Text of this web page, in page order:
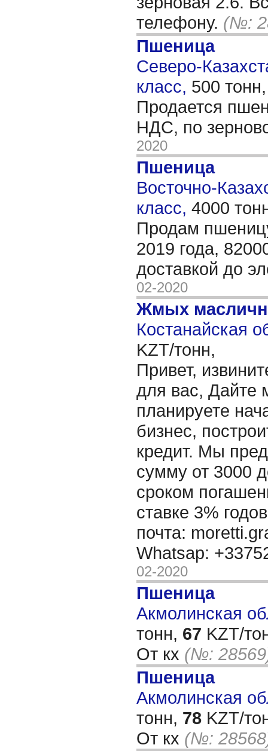
телефону. (№:
Пшеница
Северо-
класс, 500
Продается
НДС, по
2020
Пшеница
Восточно-
класс, 4000
Продам
2019 года,
доставкой до
02-2020
Жмых
Костанайская
KZT/тонн,
Привет,
для вас, Дайте
планируете
бизнес,
кредит. Мы
сумму от 3000
сроком
ставке 3%
почта:
Whatsap:
02-2020
Пшеница
Акмолинская
тонн, 67 KZT/
От кх (№:
Пшеница
Акмолинская
тонн, 78 KZT/
От кх (№: